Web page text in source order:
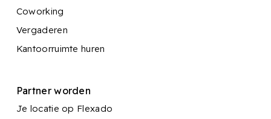
Coworking
Vergaderen
Kantoorruimte huren
Partner worden
Je locatie op Flexado